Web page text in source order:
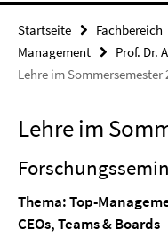
Startseite Fachbereich
Management
Prof. Dr.
Lehre im Sommersemester
Lehre im
Thema:Top-
CEOs, Teams & Boards